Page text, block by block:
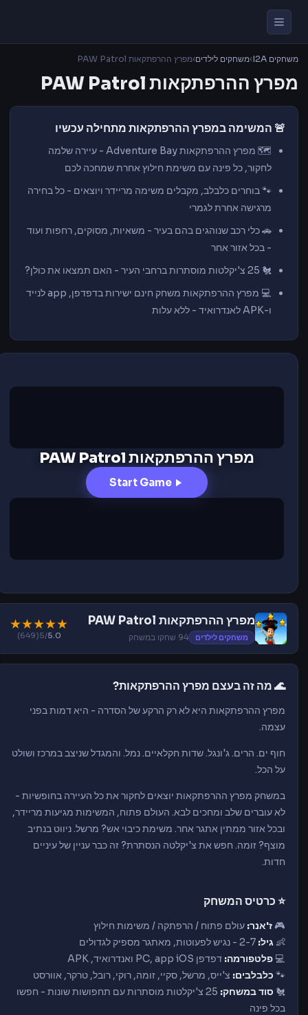
משחקים I2A ›משחקים לילדים›מפרץ ההרפתקאות PAW Patrol
מפרץ ההרפתקאות PAW Patrol
🚨 המשימה במפרץ ההרפתקאות מתחילה עכשיו
🗺️ מפרץ ההרפתקאות Adventure Bay - עיירה שלמה
לחקור, כל פינה עם משימת חילוץ אחרת שמחכה לכם
🐾 בוחרים כלבלב, מקבלים משימה מריידר ויוצאים - כל בחירה
מרגישה אחרת לגמרי
🚗 כלי רכב שנוהגים בהם בעיר - משאיות, מסוקים, רחפות ועוד
- בכל אזור אחר
🐔 25 צ'יקלטות מוסתרות ברחבי העיר - האם תמצאו את כולן?
💻 מפרץ ההרפתקאות משחק חינם ישירות בדפדפן, app לנייד
ו-APK לאנדרואיד - ללא עלות
מפרץ ההרפתקאות PAW Patrol
Start Game
מפרץ ההרפתקאות PAW Patrol
משחקים לילדים 94 שחקו במשחק
★
★
★
★
★
5.0
/5
(649)
🌊 מה זה בעצם מפרץ ההרפתקאות?
מפרץ ההרפתקאות היא לא רק הרקע של הסדרה - היא דמות בפני
עצמה.
חוף ים. הרים. ג'ונגל. שדות חקלאיים. נמל. והמגדל שניצב במרכז ושולט
על הכל.
במשחק מפרץ ההרפתקאות יוצאים לחקור את כל העיירה בחופשיות -
לא עוברים שלב ומחכים לבא. העולם פתוח, המשימות מגיעות מריידר,
ובכל אזור ממתין אתגר אחר. משימת כיבוי אש? מרשל. ניווט בנתיב
מוצף? זומה. חפש את צ'יקלטה הנסתרת? זה כבר עניין של עיניים
חדות.
⭐ כרטיס המשחק
🎮 ז'אנר: עולם פתוח / הרפתקה / משימות חילוץ
👶 גיל:
💻 פלטפורמה: דפדפן PC, app iOS ואנדרואיד, APK
🐾 כלבלבים: צ'ייס, מרשל, סקיי, זומה, רוקי, רובל, טרקר, אוורסט
🐔 סוד במשחק:
25 צ'יקלטות מוסתרות עם תחפושות שונות - חפשו
בכל פינה